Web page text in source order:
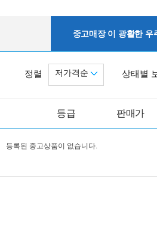
중고매장 이 광활한 우
상태별
정렬 저가격순
등급 판매가
등록된 중고상품이 없습니다.